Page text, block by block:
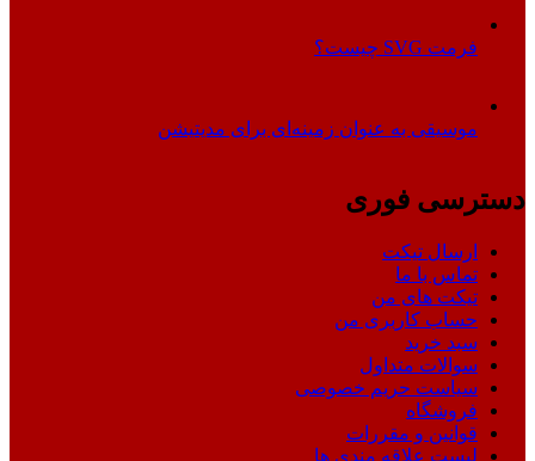
فرمت SVG چیست؟
موسیقی به عنوان زمینه‌ای برای مدیتیشن
دسترسی فوری
ارسال تیکت
تماس با ما
تیکت های من
حساب کاربری من
سبد خرید
سوالات متداول
سیاست حریم خصوصی
فروشگاه
قوانین و مقررات
لیست علاقه مندی ها